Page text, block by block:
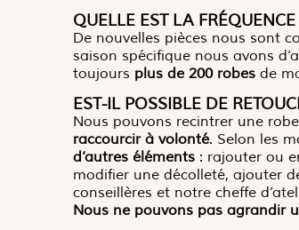
QUELLE EST LA
De nouvelles pièces nous sont
saison spécifique nous avons
toujours plus de 200 robes de
EST-IL POSSIBLE DE
Nous pouvons recintrer une robe
raccourcir à volonté. Selon les
d’autres éléments : rajouter ou
modifier une décolleté, ajouter
conseillères et notre cheffe
Nous ne pouvons pas agrandir